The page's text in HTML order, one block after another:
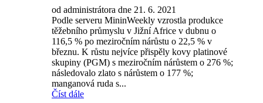
od administrátora dne 21. 6. 2021
Podle serveru MininWeekly vzrostla produkce
těžebního průmyslu v Jižní Africe v dubnu o
116,5 % po meziročním nárůstu o 22,5 % v
březnu. K růstu nejvíce přispěly kovy platinové
skupiny (PGM) s meziročním nárůstem o 276 %;
následovalo zlato s nárůstem o 177 %;
manganová ruda s...
Číst dále